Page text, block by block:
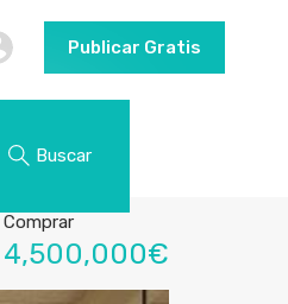
Publicar Gratis
Buscar
Comprar
4,500,000€